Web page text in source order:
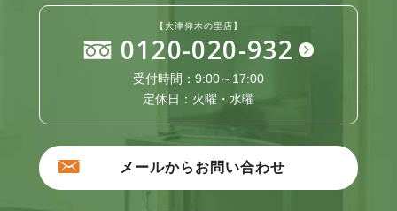
【大津仰木の里店】
0120-020-932
受付時間：9:00～17:00
定休日：火曜・水曜
メールからお問い合わせ